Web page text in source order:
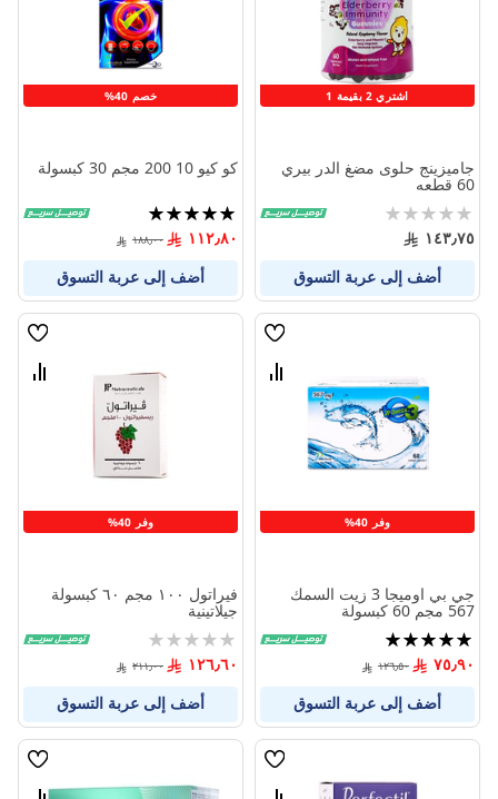
اشتري 2 بقيمة 1
جاميزينج حلوى مضغ الدر بيري
60 قطعه
Rating:
0%
١٤٣٫٧٥
أضف إلى عربة التسوق
خصم 40%
كو كيو 10 200 مجم 30 كبسولة
تقييم:
100%
١١٢٫٨٠ ١٨٨٫٠٠
أضف إلى عربة التسوق
وفر 40%
قائمة
قارن
جي بي اوميجا 3 زيت السمك
567 مجم 60 كبسولة
تقييم:
100%
٧٥٫٩٠ ١٢٦٫٥٠
أضف إلى عربة التسوق
وفر 40%
قائمة
قارن
فيراتول ١٠٠ مجم ٦٠ كبسولة
جيلاتينية
Rating:
0%
١٢٦٫٦٠ ٢١١٫٠٠
أضف إلى عربة التسوق
قائمة
قائمة